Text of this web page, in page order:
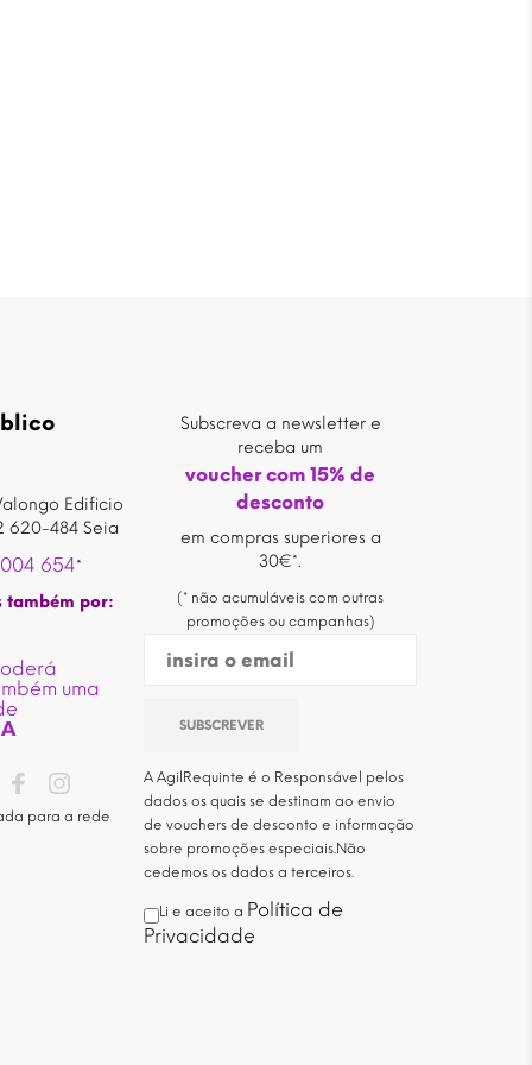
Edificio
620-484 Seia
654*
também por:
uma
para a rede
Subscreva a newsletter e
receba um
voucher com 15% de
desconto
em compras superiores a
30€*.
(* não acumuláveis com outras
promoções ou campanhas)
A AgilRequinte é o Responsável pelos
dados os quais se destinam ao envio
de vouchers de desconto e informação
sobre promoções especiais.Não
cedemos os dados a terceiros.
Li e aceito a Política de
Privacidade